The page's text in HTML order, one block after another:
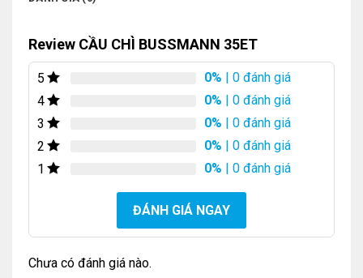
Review CẦU CHÌ BUSSMANN 35ET
5 0% | 0 đánh giá
4
0% | 0 đánh giá
3
0% | 0 đánh giá
2
0% | 0 đánh giá
1
0% | 0 đánh giá
ĐÁNH GIÁ NGAY
Chưa có đánh giá nào.